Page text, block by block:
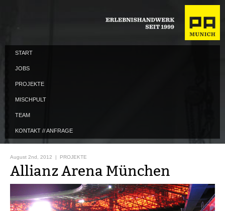
START
JOBS
PROJEKTE
MISCHPULT
TEAM
KONTAKT // ANFRAGE
August 2nd, 2012 | PROJEKTE
Allianz Arena München